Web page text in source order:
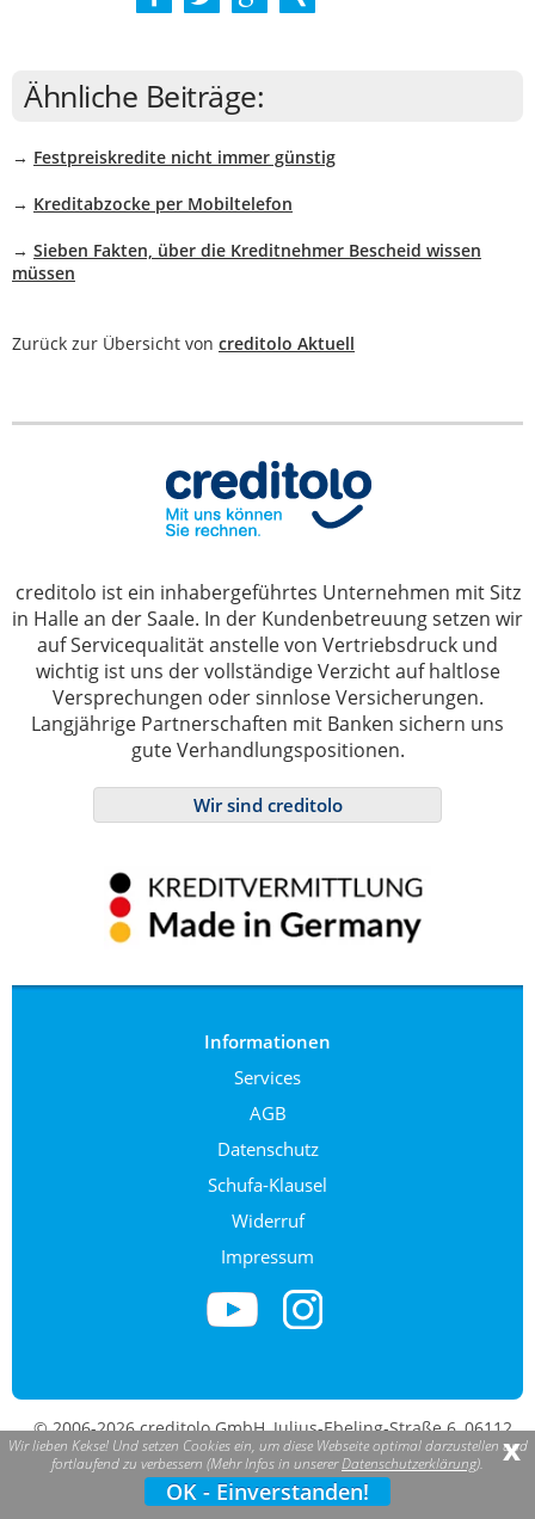
Ähnliche Beiträge:
→ Festpreiskredite nicht immer günstig
→ Kreditabzocke per Mobiltelefon
→ Sieben Fakten, über die Kreditnehmer Bescheid wissen
müssen
Zurück zur Übersicht von creditolo Aktuell
creditolo ist ein inhabergeführtes Unternehmen mit Sitz
in Halle an der Saale. In der Kundenbetreuung setzen wir
auf Servicequalität anstelle von Vertriebsdruck und
wichtig ist uns der vollständige Verzicht auf haltlose
Versprechungen oder sinnlose Versicherungen.
Langjährige Partnerschaften mit Banken sichern uns
gute Verhandlungspositionen.
Wir sind creditolo
Informationen
Services
AGB
Datenschutz
Schufa-Klausel
Widerruf
Impressum
© 2006-2026 creditolo GmbH, Julius-Ebeling-Straße 6, 06112
Halle (Saale). creditolo ist eine eingetragene Marke.
Wir lieben Kekse! Und setzen Cookies ein, um diese Webseite optimal darzustellen und
fortlaufend zu verbessern (Mehr Infos in unsererDatenschutzerklärung).
OK - Einverstanden!
x